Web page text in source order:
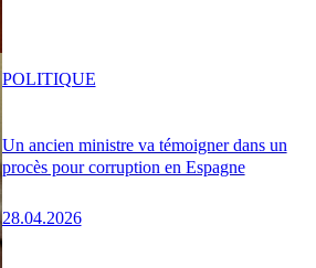
Un ancien ministre va témoigner dans un
procès pour corruption en Espagne
28.04.2026
POLITIQUE